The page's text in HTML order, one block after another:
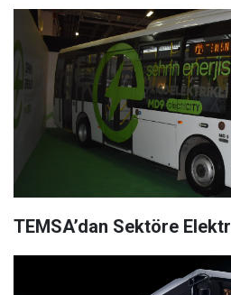
TEMSA’dan Sektöre